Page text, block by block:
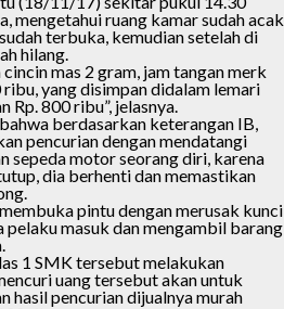
mengetahui ruang kamar sudah acak
terbuka, kemudian setelah di
hilang.
mas 2 gram, jam tangan merk
yang disimpan didalam lemari
Rp. 800 ribu”, jelasnya.
berdasarkan keterangan IB,
pencurian dengan mendatangi
sepeda motor seorang diri, karena
dia berhenti dan memastikan
pintu dengan merusak kunci
masuk dan mengambil barang
1 SMK tersebut melakukan
uang tersebut akan untuk
hasil pencurian dijualnya murah